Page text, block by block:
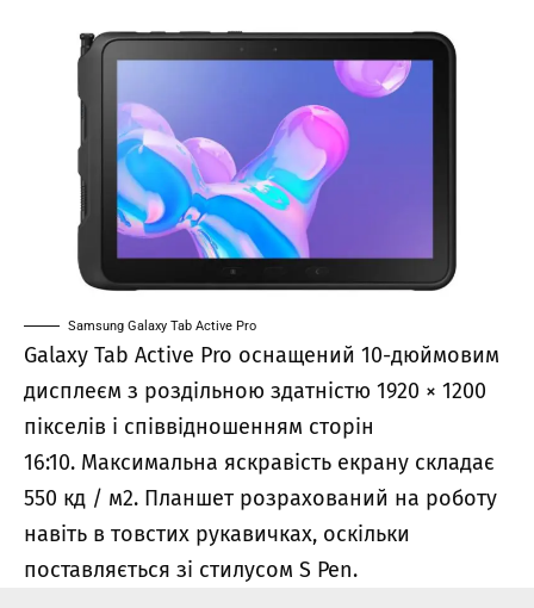
Samsung Galaxy Tab Active Pro
Galaxy Tab Active Pro оснащений 10-дюймовим
дисплеєм з роздільною здатністю 1920 × 1200
пікселів і співвідношенням сторін
16:10. Максимальна яскравість екрану складає
550 кд / м2. Планшет розрахований на роботу
навіть в товстих рукавичках, оскільки
поставляється зі стилусом S Pen.